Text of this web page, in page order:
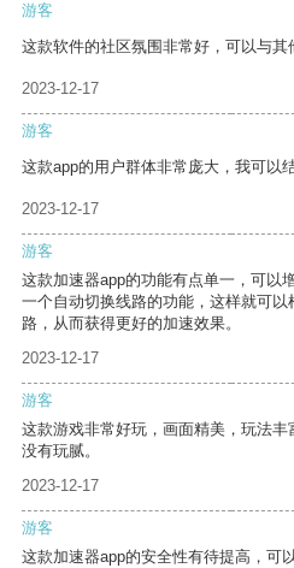
游客
这款软件的社区氛围非常好，可以与其
2023-12-17
游客
这款app的用户群体非常庞大，我可以
2023-12-17
游客
这款加速器app的功能有点单一，可以
一个自动切换线路的功能，这样就可
路，从而获得更好的加速效果。
2023-12-17
游客
这款游戏非常好玩，画面精美，玩法
没有玩腻。
2023-12-17
游客
这款加速器app的安全性有待提高，可